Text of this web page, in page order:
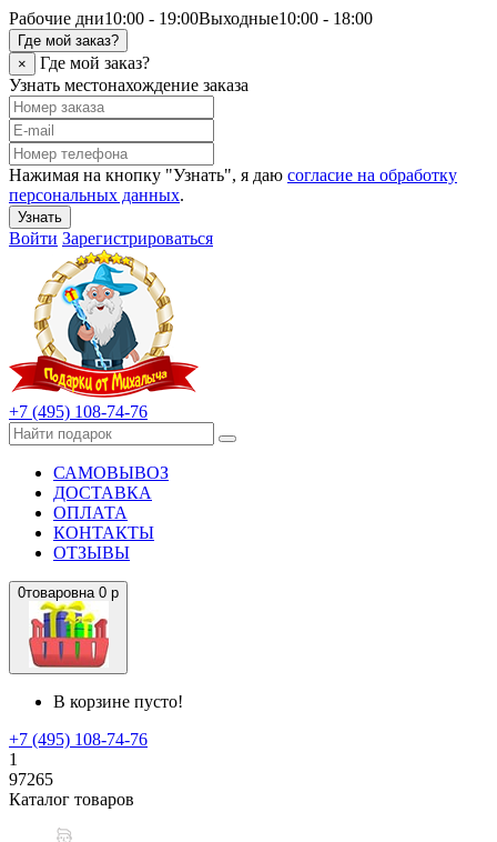
Рабочие дни10:00 - 19:00Выходные10:00 - 18:00
Где мой заказ?
×
Где мой заказ?
Узнать местонахождение заказа
Нажимая на кнопку "Узнать", я даю согласие на обработку
персональных данных.
Узнать
Войти Зарегистрироваться
+7 (495) 108-74-76
САМОВЫВОЗ
ДОСТАВКА
ОПЛАТА
КОНТАКТЫ
ОТЗЫВЫ
0товаровна 0 р
В корзине пусто!
+7 (495) 108-74-76
1
97265
Каталог товаров